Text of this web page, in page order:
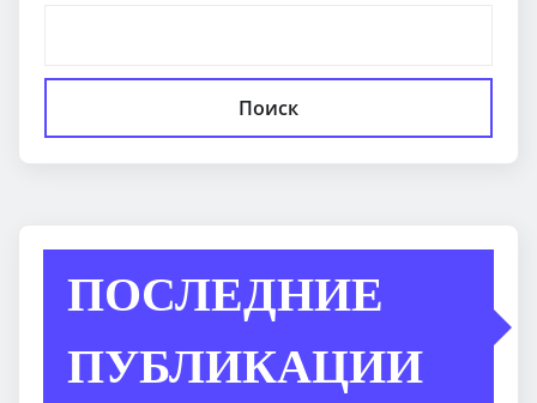
Поиск
ПОСЛЕДНИЕ
ПУБЛИКАЦИИ